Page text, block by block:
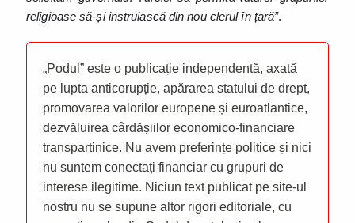
religioase să-și instruiască din nou clerul în țară”.
„Podul” este o publicație independentă, axată
pe lupta anticorupție, apărarea statului de drept,
promovarea valorilor europene și euroatlantice,
dezvăluirea cârdășiilor economico-financiare
transpartinice. Nu avem preferințe politice și nici
nu suntem conectați financiar cu grupuri de
interese ilegitime. Niciun text publicat pe site-ul
nostru nu se supune altor rigori editoriale, cu